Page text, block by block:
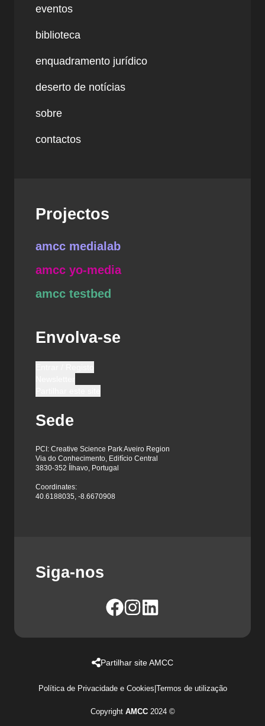
eventos
biblioteca
enquadramento jurídico
deserto de notícias
sobre
contactos
Projectos
amcc medialab
amcc yo-media
amcc testbed
Envolva-se
Sede
PCI: Creative Science Park Aveiro Region
Via do Conhecimento, Edifício Central
3830-352 Ílhavo, Portugal
Coordinates:
40.6188035, -8.6670908
Siga-nos
Partilhar site AMCC
Política de Privacidade e Cookies|Termos de utilização
Copyright AMCC2024 ©